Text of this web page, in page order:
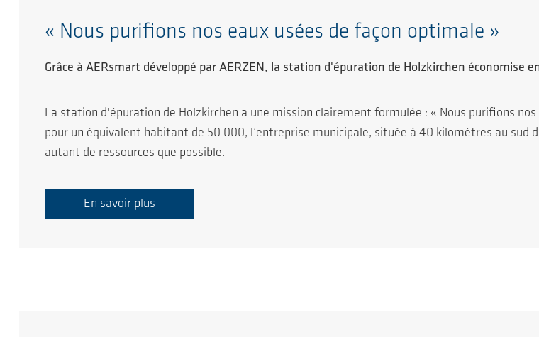
« Nous purifions nos eaux usées de façon optimale »
Grâce à AERsmart développé par AERZEN, la station d'épuration de Holzkirchen économise
La station d'épuration de Holzkirchen a une mission clairement formulée : « Nous purifions
pour un équivalent habitant de 50 000, l’entreprise municipale, située à 40 kilomètres au sud
autant de ressources que possible.
En savoir plus